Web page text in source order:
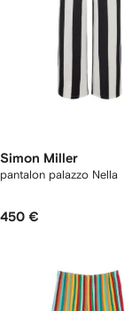
Simon Miller
pantalon palazzo Nella
450 €